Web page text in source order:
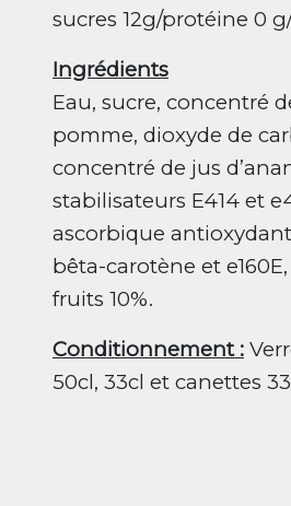
sucres 12g/protéine 0
Ingrédients
Eau, sucre, concentré
pomme, dioxyde de
concentré de jus
stabilisateurs E414 et
ascorbique
bêta-carotène et
fruits 10%.
Conditionnement :
50cl, 33cl et canettes